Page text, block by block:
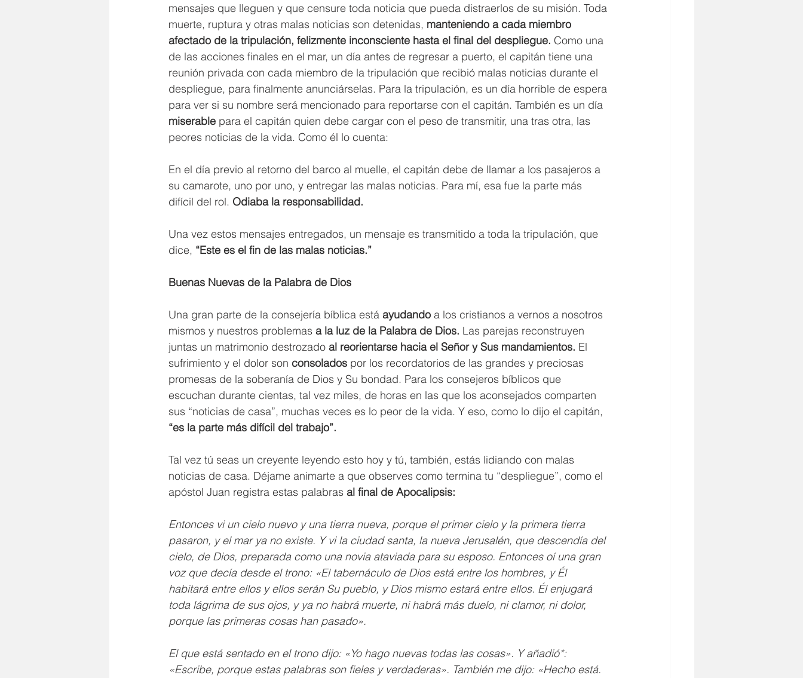
mensajes que lleguen y que censure toda noticia que pueda distraerlos de su misión. Toda
muerte, ruptura y otras malas noticias son detenidas, manteniendo a cada miembro
afectado de la tripulación, felizmente inconsciente hasta el final del despliegue. Como una
de las acciones finales en el mar, un día antes de regresar a puerto, el capitán tiene una
reunión privada con cada miembro de la tripulación que recibió malas noticias durante el
despliegue, para finalmente anunciárselas. Para la tripulación, es un día horrible de espera
para ver si su nombre será mencionado para reportarse con el capitán. También es un día
miserable para el capitán quien debe cargar con el peso de transmitir, una tras otra, las
peores noticias de la vida. Como él lo cuenta:
En el día previo al retorno del barco al muelle, el capitán debe de llamar a los pasajeros a
su camarote, uno por uno, y entregar las malas noticias. Para mí, esa fue la parte más
difícil del rol. Odiaba la responsabilidad.
Una vez estos mensajes entregados, un mensaje es transmitido a toda la tripulación, que
dice, “Este es el fin de las malas noticias.”
Buenas Nuevas de la Palabra de Dios
Una gran parte de la consejería bíblica está ayudando a los cristianos a vernos a nosotros
mismos y nuestros problemas a la luz de la Palabra de Dios. Las parejas reconstruyen
juntas un matrimonio destrozado al reorientarse hacia el Señor y Sus mandamientos. El
sufrimiento y el dolor son consolados por los recordatorios de las grandes y preciosas
promesas de la soberanía de Dios y Su bondad. Para los consejeros bíblicos que
escuchan durante cientas, tal vez miles, de horas en las que los aconsejados comparten
sus “noticias de casa”, muchas veces es lo peor de la vida. Y eso, como lo dijo el capitán,
“es la parte más difícil del trabajo”.
Tal vez tú seas un creyente leyendo esto hoy y tú, también, estás lidiando con malas
noticias de casa. Déjame animarte a que observes como termina tu “despliegue”, como el
apóstol Juan registra estas palabras al final de Apocalipsis:
Entonces vi un cielo nuevo y una tierra nueva, porque el primer cielo y la primera tierra
pasaron, y el mar ya no existe. Y vi la ciudad santa, la nueva Jerusalén, que descendía del
cielo, de Dios, preparada como una novia ataviada para su esposo. Entonces oí una gran
voz que decía desde el trono: «El tabernáculo de Dios está entre los hombres, y Él
habitará entre ellos y ellos serán Su pueblo, y Dios mismo estará entre ellos. Él enjugará
toda lágrima de sus ojos, y ya no habrá muerte, ni habrá más duelo, ni clamor, ni dolor,
porque las primeras cosas han pasado».
El que está sentado en el trono dijo: «Yo hago nuevas todas las cosas». Y añadió*:
«Escribe, porque estas palabras son fieles y verdaderas». También me dijo: «Hecho está.